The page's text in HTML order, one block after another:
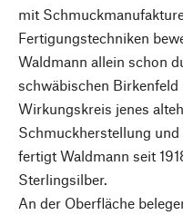
mit
Fertigungstechniken
Waldmann allein schon
schwäbischen Birkenfeld
Wirkungskreis jenes
Schmuckherstellung
fertigt Waldmann seit
Sterlingsilber.
An der Oberfläche